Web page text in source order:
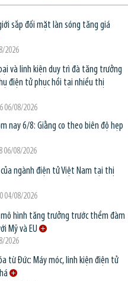
sắp đối mặt làn sóng tăng giá
2026
và linh kiện duy trì đà tăng trưởng
điện tử phục hồi tại nhiều thị
06/08/2026
nay 6/8: Giằng co theo biên độ hẹp
06/08/2026
ngành điện tử Việt Nam tại thị
04/08/2026
mô hình tăng trưởng trước thềm đàm
Mỹ và EU
2026
từ Đức: Máy móc, linh kiện điện tử